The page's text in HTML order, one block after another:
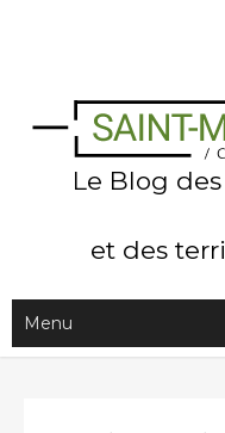
Le Blog
et des